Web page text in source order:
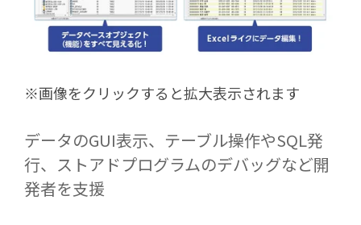
※画像をクリックすると拡大表示されます
データのGUI表示、テーブル操作やSQL発
行、ストアドプログラムのデバッグなど開
発者を支援